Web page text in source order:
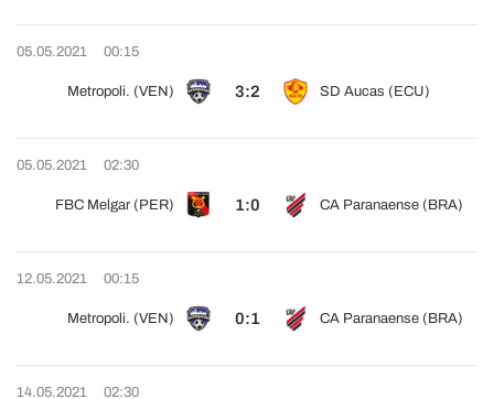
05.05.2021 00:15
Metropoli. (VEN) 3:2 SD Aucas (ECU)
05.05.2021 02:30
FBC Melgar (PER) 1:0 CA Paranaense (BRA)
12.05.2021 00:15
Metropoli. (VEN) 0:1 CA Paranaense (BRA)
14.05.2021 02:30